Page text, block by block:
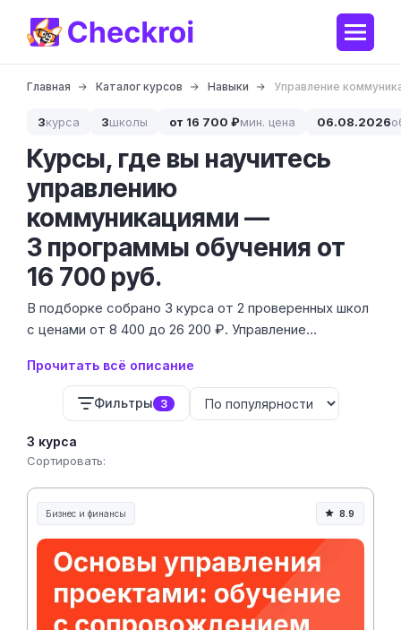
Главная Каталог курсов Навыки Управление
3курса 3школы от 16 700 ₽мин. цена 06.08.2026
Курсы, где вы научитесь
управлению
коммуникациями —
3 программы обучения от
16 700 руб.
В подборке собрано 3 курса от 2 проверенных школ
с ценами от 8 400 до 26 200 ₽. Управление
а навык выстраивания системы взаимодействия,
которая экономит время и бюджет проекта.
Прочитать всё описание
Фильтры 3
3 курса
Сортировать:
Бизнес и финансы 8.9